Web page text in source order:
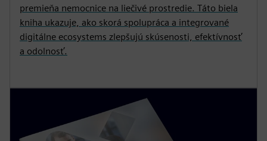
premieňa nemocnice na liečivé prostredie. Táto biela
kniha ukazuje, ako skorá spolupráca a integrované
digitálne ecosystems zlepšujú skúsenosti, efektívnosť
a odolnosť.